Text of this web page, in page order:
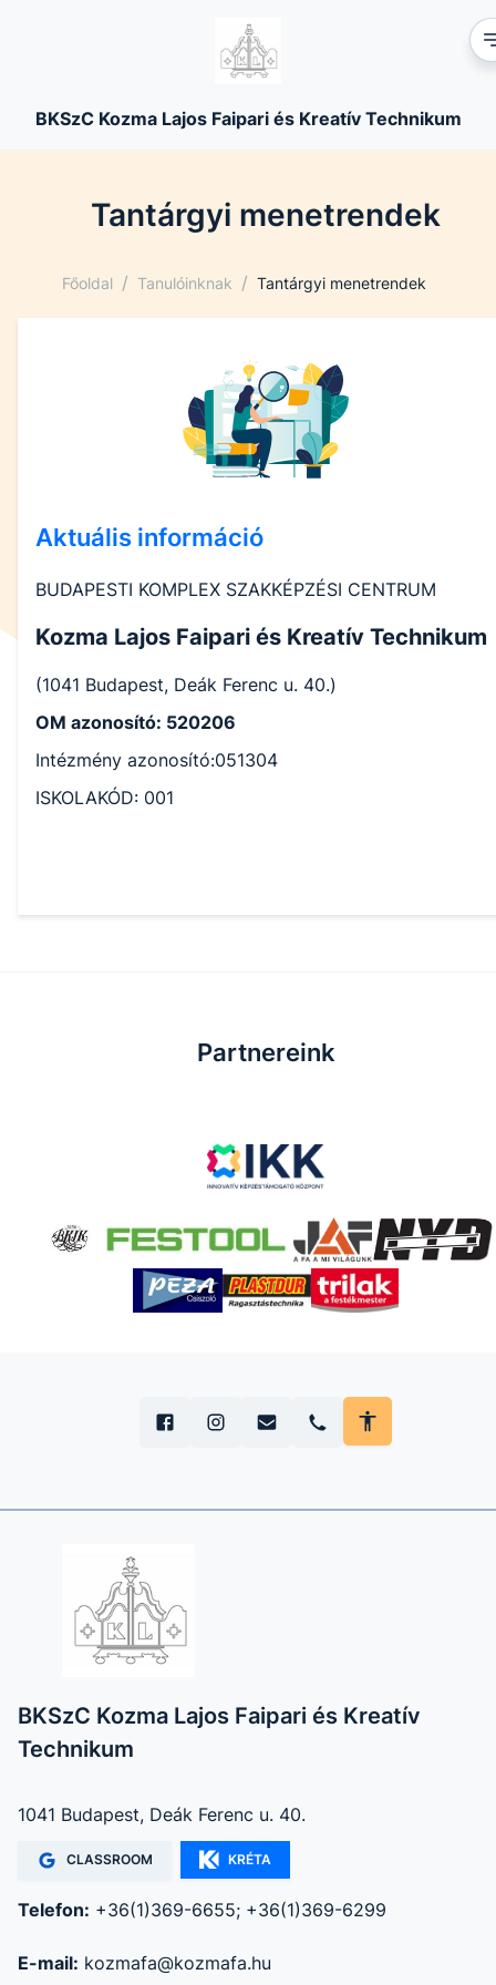
BKSzC Kozma Lajos Faipari és Kreatív Technikum
Tantárgyi menetrendek
Főoldal / Tanulóinknak / Tantárgyi menetrendek
Aktuális információ
BUDAPESTI KOMPLEX SZAKKÉPZÉSI CENTRUM
Kozma Lajos Faipari és Kreatív Technikum
(1041 Budapest, Deák Ferenc u. 40.)
OM azonosító: 520206
Intézmény azonosító:051304
ISKOLAKÓD: 001
Partnereink
BKSzC Kozma Lajos Faipari és Kreatív
Technikum
1041 Budapest, Deák Ferenc u. 40.
CLASSROOM KRÉTA
Telefon: +36(1)369-6655; +36(1)369-6299
E-mail: kozmafa@kozmafa.hu